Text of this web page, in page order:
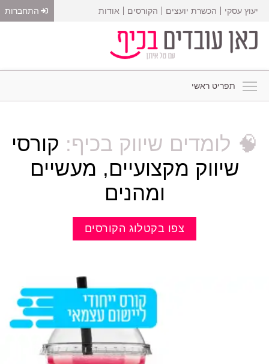
יעוץ עסקי הכשרת יועצים הקורסים אודות התחברות
תפריט ראשי
🧠 לומדים שיווק בכיף: קורסי
שיווק מקצועיים, מעשיים
ומהנים
צפו בקטלוג הקורסים